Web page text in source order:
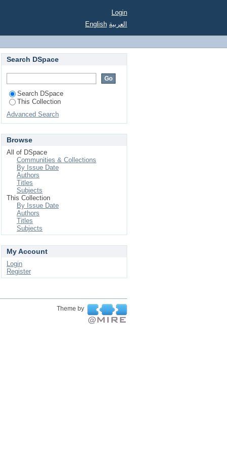
Login
English العربية
Search DSpace
Search DSpace
This Collection
Advanced Search
Browse
All of DSpace
Communities & Collections
By Issue Date
Authors
Titles
Subjects
This Collection
By Issue Date
Authors
Titles
Subjects
My Account
Login
Register
Theme by